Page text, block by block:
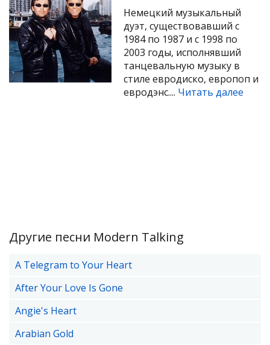
Немецкий музыкальный
дуэт, существовавший с
1984 по 1987 и с 1998 по
2003 годы, исполнявший
танцевальную музыку в
стиле евродиско, европоп и
евродэнс.... Читать далее
Другие песни Modern Talking
A Telegram to Your Heart
After Your Love Is Gone
Angie's Heart
Arabian Gold